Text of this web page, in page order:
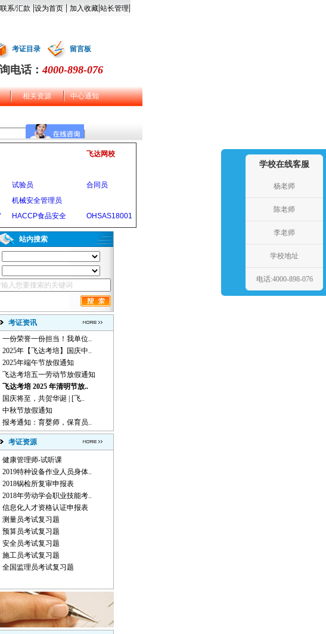
联系/汇款 |设为首页 | 加入收藏|站长管理|
考证目录 留言板
电话：4000-898-076
相关资源 中心通知
飞达网校
试验员
合同员
机械安全管理员
HACCP食品安全 OHSAS18001
站内搜索
考证资讯
一份荣誉一份担当！我单位..
2025年【飞达考培】国庆中..
2025年端午节放假通知
飞达考培五一劳动节放假通知
飞达考培 2025 年清明节放..
国庆将至，共贺华诞 | [飞..
中秋节放假通知
报考通知：育婴师，保育员..
考证资源
健康管理师-试听课
2019特种设备作业人员身体..
2018锅检所复审申报表
2018年劳动学会职业技能考..
信息化人才资格认证申报表
测量员考试复习题
预算员考试复习题
安全员考试复习题
施工员考试复习题
全国监理员考试复习题
学校在线客服
杨老师
陈老师
李老师
学校地址
电话:4000-898-076